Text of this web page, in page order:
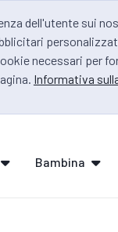
dell'utente sui
necessari per
Informativa
Bambina